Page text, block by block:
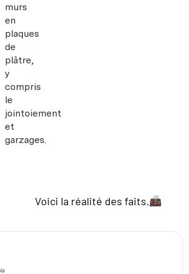
murs
en
plaques
de
plâtre,
y
compris
le
jointoiement
et
garzages.
Voici la réalité des faits.